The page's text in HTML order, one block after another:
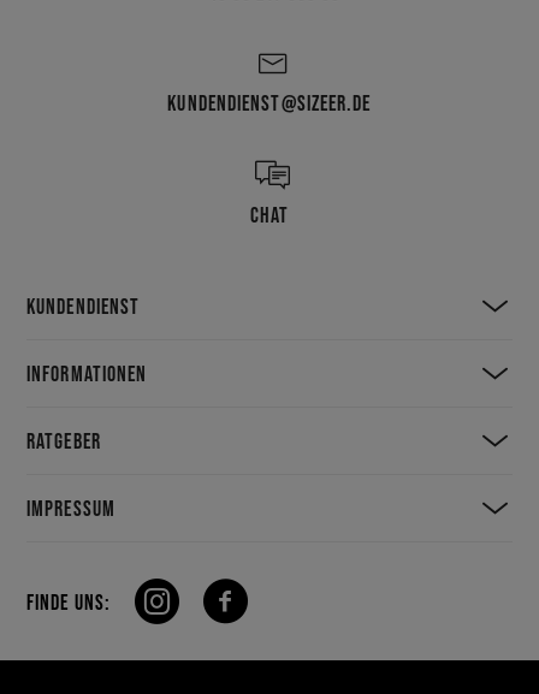
KUNDENDIENST@SIZEER.DE
CHAT
KUNDENDIENST
INFORMATIONEN
RATGEBER
IMPRESSUM
FINDE UNS: